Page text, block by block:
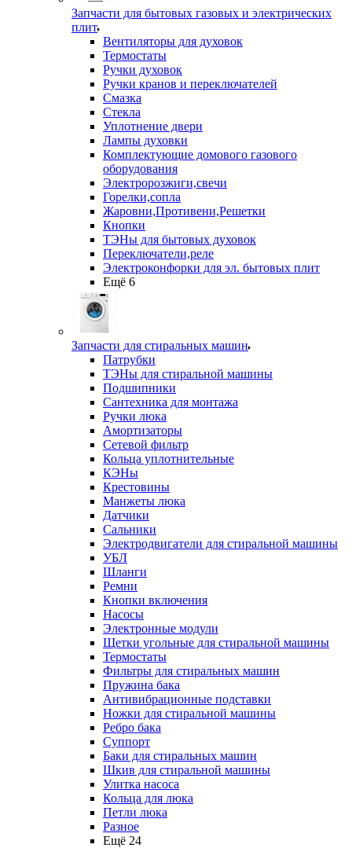
Запчасти для бытовых газовых и электрических
плит
Вентиляторы для духовок
Термостаты
Ручки духовок
Ручки кранов и переключателей
Смазка
Стекла
Уплотнение двери
Лампы духовки
Комплектующие домового газового
оборудования
Электророзжиги,свечи
Горелки,сопла
Жаровни,Противени,Решетки
Кнопки
ТЭНы для бытовых духовок
Переключатели,реле
Электроконфорки для эл. бытовых плит
Ещё 6
Запчасти для стиральных машин
Патрубки
ТЭНы для стиральной машины
Подшипники
Сантехника для монтажа
Ручки люка
Амортизаторы
Сетевой фильтр
Кольца уплотнительные
КЭНы
Крестовины
Манжеты люка
Датчики
Сальники
Электродвигатели для стиральной машины
УБЛ
Шланги
Ремни
Кнопки включения
Насосы
Электронные модули
Щетки угольные для стиральной машины
Термостаты
Фильтры для стиральных машин
Пружина бака
Антивибрационные подставки
Ножки для стиральной машины
Ребро бака
Суппорт
Баки для стиральных машин
Шкив для стиральной машины
Улитка насоса
Кольца для люка
Петли люка
Разное
Ещё 24